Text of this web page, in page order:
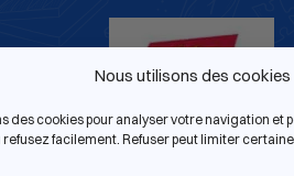
Nous utilisons des cookies
des cookies pour analyser votre navigation et
facilement. Refuser peut limiter